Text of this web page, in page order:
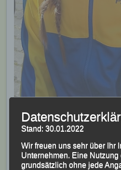
U 18
Foto: K.S.
Beim 10-km-Sparkassen-
Männern Leander Gallemann
Stand: 30.01.2022
Wir freuen uns sehr über Ihr
Unternehmen. Eine Nutzung
grundsätzlich ohne jede